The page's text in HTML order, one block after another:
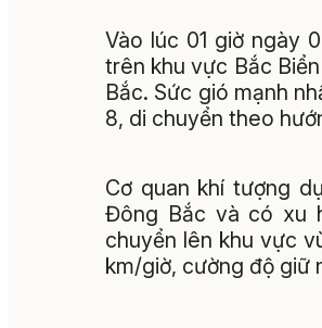
Vào lúc 01 giờ ngày
trên khu vực Bắc
Bắc. Sức gió mạnh
8, di chuyển theo
Cơ quan khí tượng
Đông Bắc và có xu
chuyển lên khu vực
km/giờ, cường độ giữ